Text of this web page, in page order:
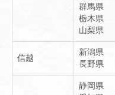
群馬県
栃木県
山梨県
信越
新潟県
長野県
静岡県